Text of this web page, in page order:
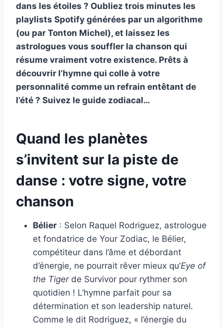
dans les étoiles ? Oubliez trois minutes les
playlists Spotify générées par un algorithme
(ou par Tonton Michel), et laissez les
astrologues vous souffler la chanson qui
résume vraiment votre existence. Prêts à
découvrir l’hymne qui colle à votre
personnalité comme un refrain entêtant de
l’été ? Suivez le guide zodiacal…
Quand les planètes
s’invitent sur la piste de
danse : votre signe, votre
chanson
Bélier : Selon Raquel Rodriguez, astrologue
et fondatrice de Your Zodiac, le Bélier,
compétiteur dans l’âme et débordant
d’énergie, ne pourrait rêver mieux qu’Eye of
the Tigerde Survivor pour rythmer son
quotidien ! L’hymne parfait pour sa
détermination et son leadership naturel.
Comme le dit Rodriguez, « l’énergie du